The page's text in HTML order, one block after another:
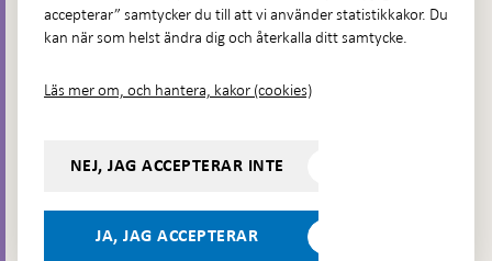
ny
flik
i
ny
Presskontakt
Integritetspolicy
Följ oss på sociala medier
YouTubeDela på:Dela på:
Dela
på:
accepterar” samtycker du till att vi använder statistikkakor. Du
kan när som helst ändra dig och återkalla ditt samtycke.
Läs mer om, och hantera, kakor (cookies)
NEJ, JAG ACCEPTERAR INTE
JA, JAG ACCEPTERAR